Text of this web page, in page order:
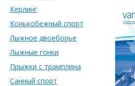
Керлинг
Конькобежный спорт
Лыжное двоеборье
Лыжные гонки
Прыжки с трамплина
Санный спорт